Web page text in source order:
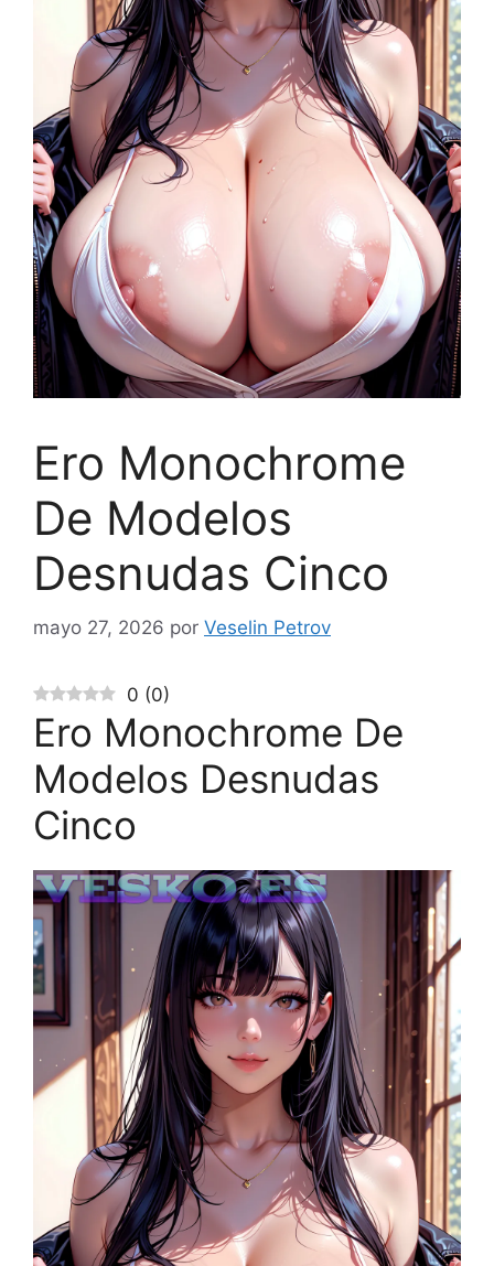
Ero Monochrome
De Modelos
Desnudas Cinco
mayo 27, 2026 por Veselin Petrov
0 (0)
Ero Monochrome De
Modelos Desnudas
Cinco